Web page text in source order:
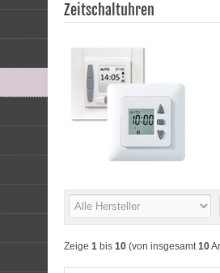
Zeitschaltuhren
Zeige 1 bis 10 (von insgesamt10